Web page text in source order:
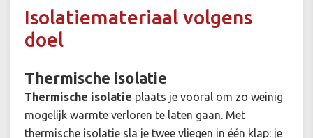
Isolatiemateriaal volgens
doel
Thermische isolatie
Thermische isolatie plaats je vooral om zo weinig
mogelijk warmte verloren te laten gaan. Met
thermische isolatie sla je twee vliegen in één klap: je